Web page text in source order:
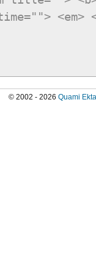
© 2002 - 2026 Quami